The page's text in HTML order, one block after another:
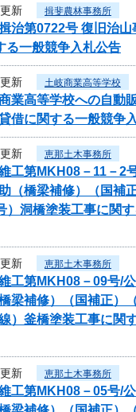
新 揖斐農林事務所
治第0722号 復旧治
る一般競争入札公告
新 土岐商業高等学校
業高等学校への自動
借に関する一般競争
新 恵那土木事務所
維工第MKH08－11－
（橋梁補修）（国補
）洞橋塗装工事に関
新 恵那土木事務所
維工第MKH08－09号/
梁補修）（国補正）
）釜橋塗装工事に関
新 恵那土木事務所
維工第MKH08－05号/